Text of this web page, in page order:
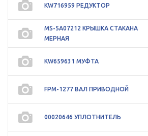
KW716959 РЕДУКТОР
MS-5A07212 КРЫШКА СТАКАНА
МЕРНАЯ
KW659631 МУФТА
FPM-1277 ВАЛ ПРИВОДНОЙ
00020646 УПЛОТНИТЕЛЬ